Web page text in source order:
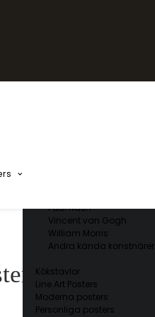
Claude Monet
Paul Nash
Vincent van Gogh
William Morris
Andra kända konstnärer
Kökstavlor
Line Art Posters
Moderna posters
Personliga posters